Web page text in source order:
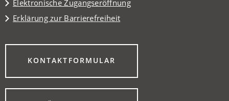
Elektronische Zugangseröffnung
Erklärung zur Barrierefreiheit
KONTAKTFORMULAR
(ÖFFNET
EINEM
NEUEN